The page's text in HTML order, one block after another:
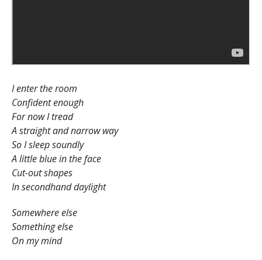
I enter the room
Confident enough
For now I tread
A straight and narrow way
So I sleep soundly
A little blue in the face
Cut-out shapes
In secondhand daylight
Somewhere else
Something else
On my mind